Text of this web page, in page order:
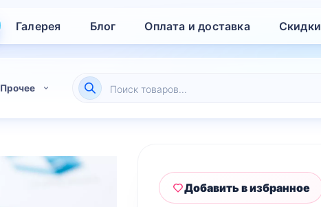
Галерея Блог Оплата и доставка Скидки
Прочее Поиск
Добавить в избранное